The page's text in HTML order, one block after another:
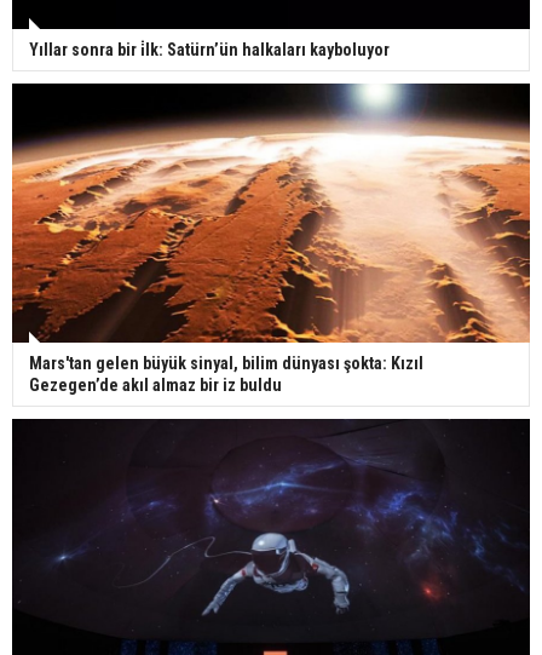
Yıllar sonra bir i̇lk: Satürn’ün halkaları kayboluyor
Mars'tan gelen büyük sinyal, bilim dünyası şokta: Kızıl
Gezegen’de akıl almaz bir iz buldu